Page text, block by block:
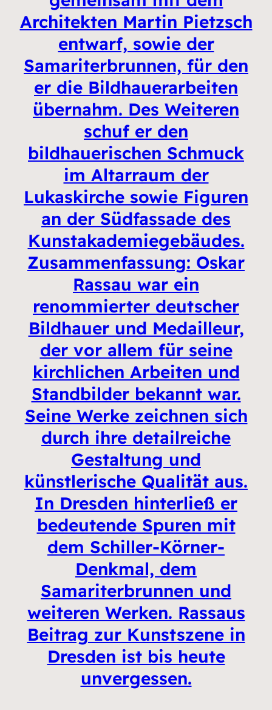
Architekten Martin Pietzsch
entwarf, sowie der
Samariterbrunnen, für den
er die Bildhauerarbeiten
übernahm. Des Weiteren
schuf er den
bildhauerischen Schmuck
im Altarraum der
Lukaskirche sowie Figuren
an der Südfassade des
Kunstakademiegebäudes.
Zusammenfassung: Oskar
Rassau war ein
renommierter deutscher
Bildhauer und Medailleur,
der vor allem für seine
kirchlichen Arbeiten und
Standbilder bekannt war.
Seine Werke zeichnen sich
durch ihre detailreiche
Gestaltung und
künstlerische Qualität aus.
In Dresden hinterließ er
bedeutende Spuren mit
dem Schiller-Körner-
Denkmal, dem
Samariterbrunnen und
weiteren Werken. Rassaus
Beitrag zur Kunstszene in
Dresden ist bis heute
unvergessen.